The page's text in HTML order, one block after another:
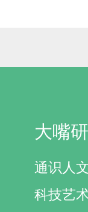
大嘴
通识人
科技艺